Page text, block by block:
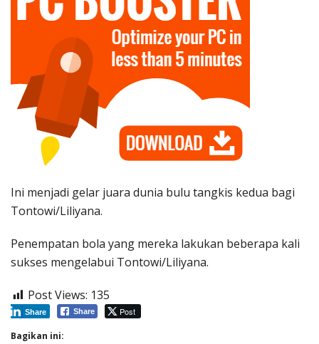
Ini menjadi gelar juara dunia bulu tangkis kedua bagi
Tontowi/Liliyana.
Penempatan bola yang mereka lakukan beberapa kali
sukses mengelabui Tontowi/Liliyana.
Post Views: 135
Share Post
Share
Bagikan ini: